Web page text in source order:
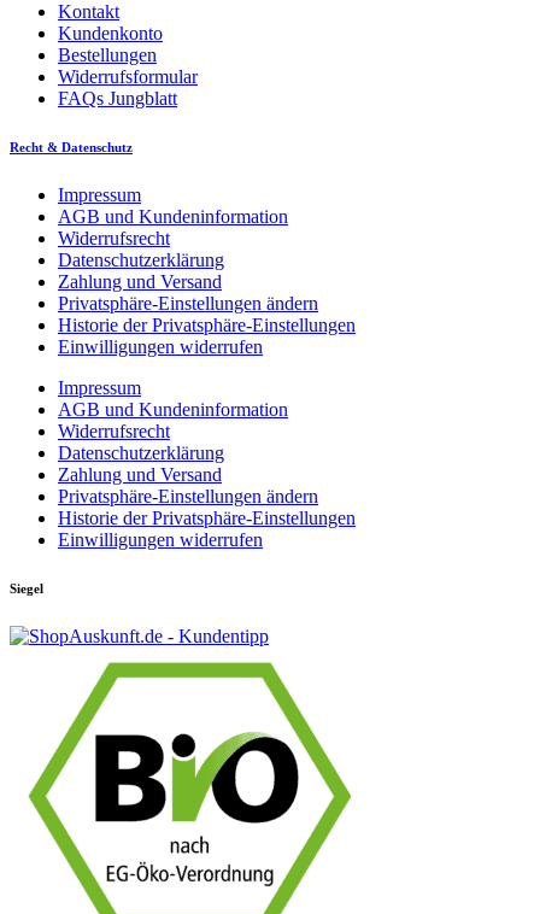
Kontakt
Kundenkonto
Bestellungen
Widerrufsformular
FAQs Jungblatt
Recht & Datenschutz
Impressum
AGB und Kundeninformation
Widerrufsrecht
Datenschutzerklärung
Zahlung und Versand
Privatsphäre-Einstellungen ändern
Historie der Privatsphäre-Einstellungen
Einwilligungen widerrufen
Impressum
AGB und Kundeninformation
Widerrufsrecht
Datenschutzerklärung
Zahlung und Versand
Privatsphäre-Einstellungen ändern
Historie der Privatsphäre-Einstellungen
Einwilligungen widerrufen
Siegel